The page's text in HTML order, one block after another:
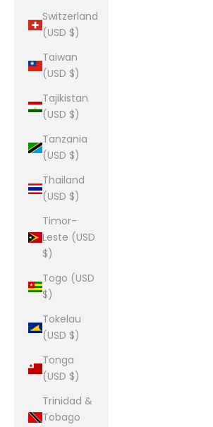
Switzerland
(USD $)
Taiwan
(USD $)
Tajikistan
(USD $)
Tanzania
(USD $)
Thailand
(USD $)
Timor-
Leste (USD
$)
Togo (USD
$)
Tokelau
(USD $)
Tonga
(USD $)
Trinidad &
Tobago